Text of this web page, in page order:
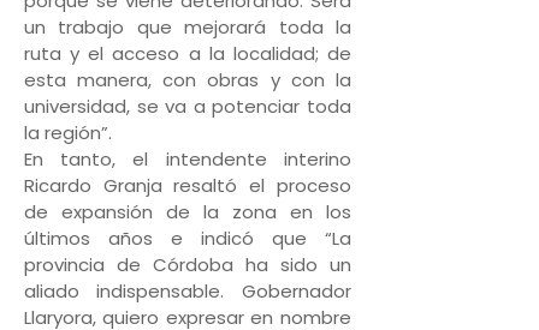
un trabajo que mejorará toda la
ruta y el acceso a la localidad; de
esta manera, con obras y con la
universidad, se va a potenciar toda
la región”.
En tanto, el intendente interino
Ricardo Granja resaltó el proceso
de expansión de la zona en los
últimos años e indicó que “La
provincia de Córdoba ha sido un
aliado indispensable. Gobernador
Llaryora, quiero expresar en nombre